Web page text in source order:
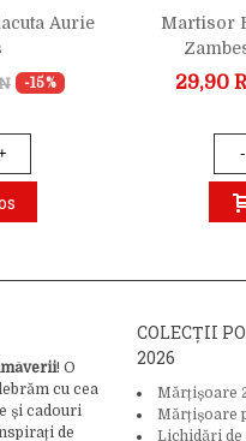
Aurie
-15%
Martisor
29,90
-
! O
cu cea
și cadouri
de
COLECȚII
2026
Mărțișoare
Mărțișoare
Lichidări de